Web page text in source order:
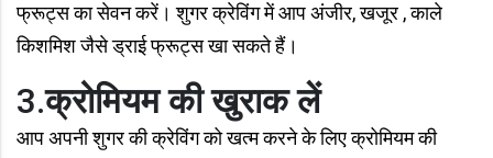
फ्रूट्स का सेवन करें। शुगर क्रेविंग में आप अंजीर, खजूर , काले
किशमिश जैसे ड्राई फ्रूट्स खा सकते हैं।
3.क्रोमियम की खुराक लें
आप अपनी शुगर की क्रेविंग को खत्म करने के लिए क्रोमियम की